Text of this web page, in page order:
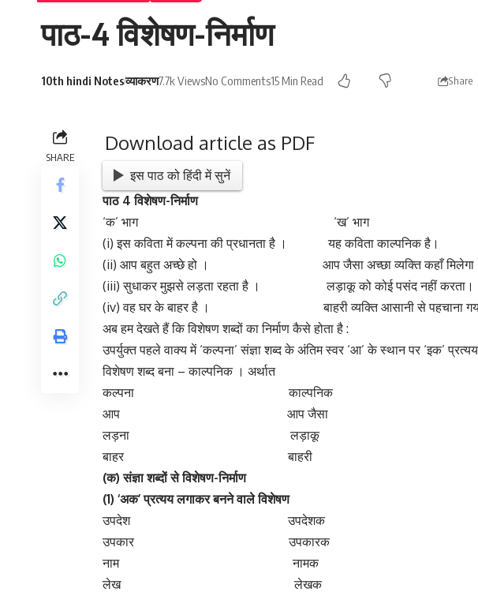
चमक चमकीला
ज़हर ज़हरीला
(8) ‘मान’प्रत्यय से बनने वाले विशेषण
शक्ति शक्तिमान
श्री श्रीमान
प्रकाश प्रकाशमान
(9) ‘वान’प्रत्यय से बनने वाले विशेषण
गुण गुणवान
धन धनवान
नाश नाशवान
रूप रूपवान
(10) ‘वी’प्रत्यय से बनने वाले विशेषण
ओजस ओजस्वी
तपस् तपस्वी
तेजस् तेजस्वी
मनस् मनस्वी
(11) ‘
गौरव गौरवशाली
प्रतिभा प्रतिभाशाली
बल बलशाली
भाग्य भाग्यशाली
(12) ‘
ईर्ष्या ईर्ष्यालु